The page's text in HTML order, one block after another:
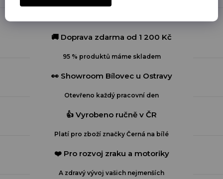
l
d
a
í
r
v
k
y
ý
i
u
🚚 Doprava zdarma od 1 200 Kč
95 % produktů máme skladem
👀 Showroom Bílovec u Ostravy
Otevřeno každý pracovní den
👍 Vyrobeno ručně v ČR
Platí pro zboží značky Černá na bílé
❤️ Pro rozvoj zraku a motoriky
A zdravý vývoj vašich nejmenších